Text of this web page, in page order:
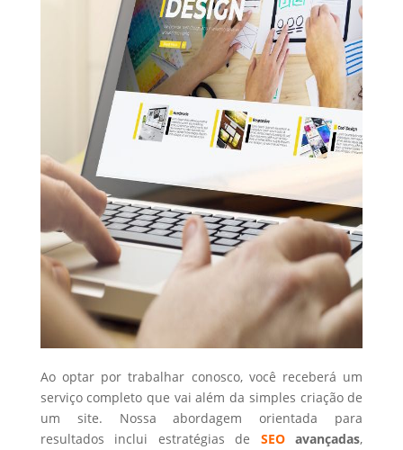
Ao optar por trabalhar conosco, você receberá um
serviço completo que vai além da simples criação de
um site. Nossa abordagem orientada para
resultados inclui estratégias de SEOavançadas,